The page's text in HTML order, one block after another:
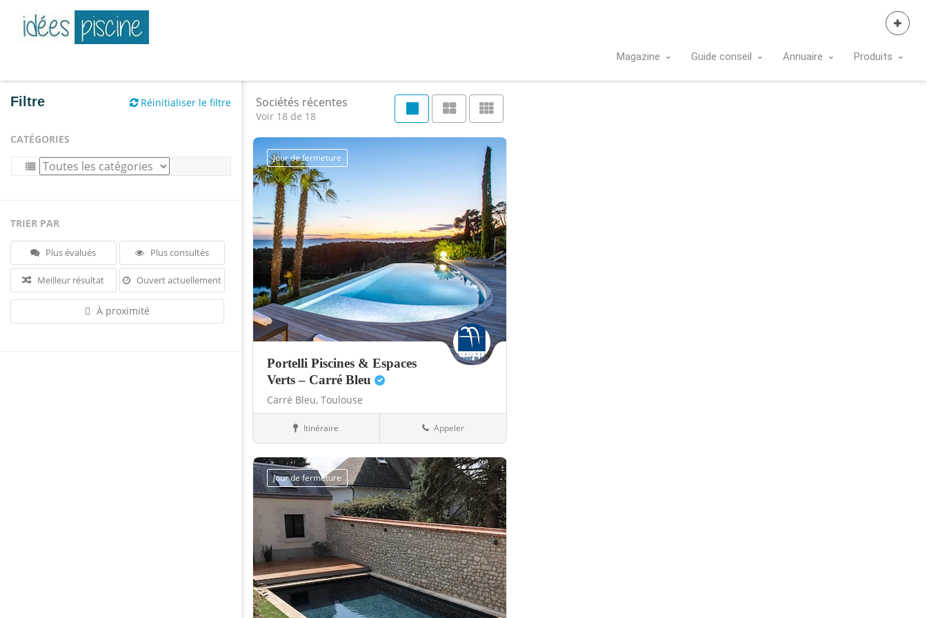
Magazine Guide conseil Annuaire Produits
Filtre Réinitialiser le filtre
CATÉGORIES
TRIER PAR
Plus évalués Plus consultés
Meilleur résultat Ouvert actuellement
À proximité
Sociétés récentes
Voir 18 de 18
Jour de fermeture
Sauvegarder
Portelli Piscines & Espaces
Verts – Carré Bleu
Carré Bleu, Toulouse
Boutiques 31-Haute-Garonne
Itinéraire Appeler
Jour de fermeture